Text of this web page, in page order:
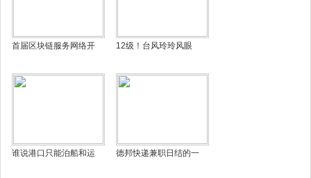
首届区块链服务网络开 12级！台风玲玲风眼
谁说港口只能泊船和运 德邦快递兼职日结的一